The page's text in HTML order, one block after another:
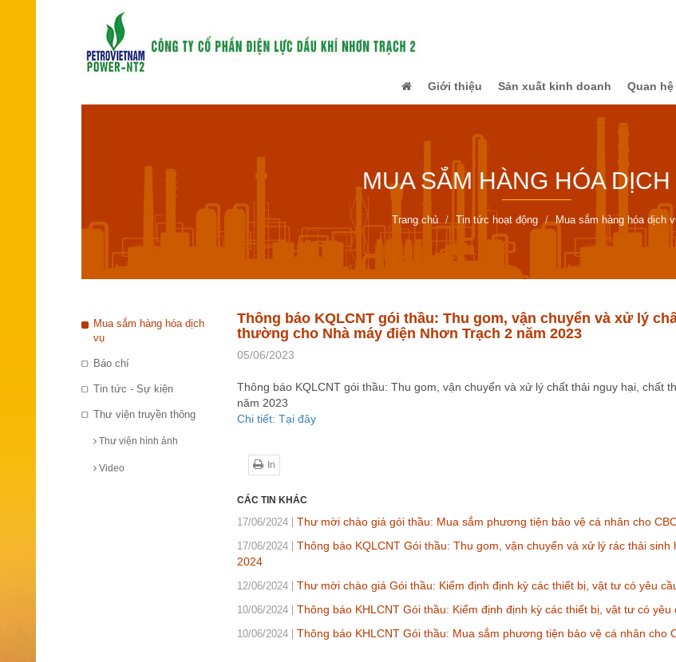
Giới thiệu Sản xuất kinh doanh Quan
MUA SẮM HÀNG HÓA DỊCH
Trang chủ Tin tức hoạt động Mua sắm hàng hóa dịch
Mua sắm hàng hóa dịch
vụ
Báo chí
Tin tức - Sự kiện
Thư viện truyền thông
Thư viện hình ảnh
Video
Thông báo KQLCNT gói thầu: Thu gom, vận chuyển và xử lý
thường cho Nhà máy điện Nhơn Trạch 2 năm 2023
05/06/2023
Thông báo KQLCNT gói thầu: Thu gom, vận chuyển và xử lý chất thải nguy hại, chất
năm 2023
Chi tiết: Tại đây
In
CÁC TIN KHÁC
17/06/2024 Thư mời chào giá gói thầu: Mua sắm phương tiện bảo vệ cá nhân cho
17/06/2024
Thông báo KQLCNT Gói thầu: Thu gom, vận chuyển và xử lý rác thải
2024
12/06/2024 Thư mời chào giá Gói thầu: Kiểm định định kỳ các thiết bị, vật tư có yêu
10/06/2024 Thông báo KHLCNT Gói thầu: Kiểm định định kỳ các thiết bị, vật tư có
10/06/2024 Thông báo KHLCNT Gói thầu: Mua sắm phương tiện bảo vệ cá nhân cho